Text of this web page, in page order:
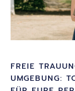
FREIE
UMGEBUNG: